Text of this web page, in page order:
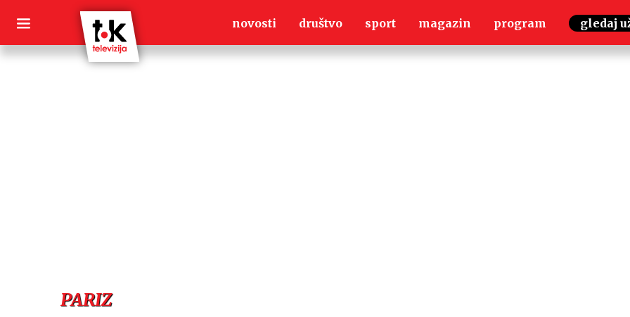
content
novosti društvo sport magazin program gledaj
PARIZ